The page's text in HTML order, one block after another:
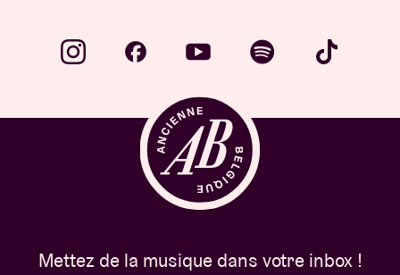
Mettez de la musique dans votre inbox !